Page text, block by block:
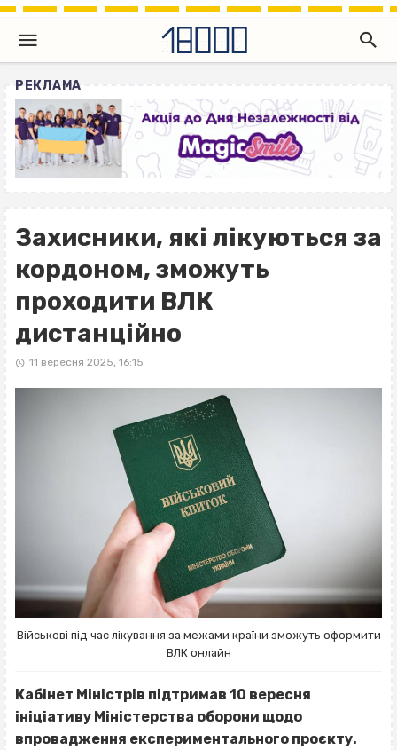
РЕКЛАМА
Захисники, які лікуються за
кордоном, зможуть
проходити ВЛК
дистанційно
11 вересня 2025, 16:15
Військові під час лікування за межами країни зможуть оформити
ВЛК онлайн
Кабінет Міністрів підтримав 10 вересня
ініціативу Міністерства оборони щодо
впровадження експериментального проєкту.